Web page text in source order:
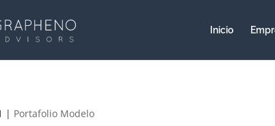
Inicio
| Portafolio Modelo